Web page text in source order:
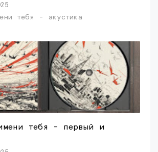
тебя - акустика
тебя - первый и